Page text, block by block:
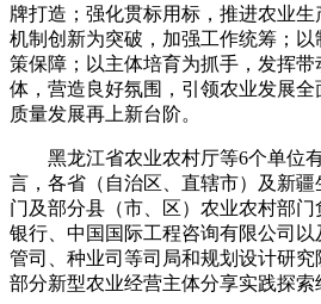
牌打造；强化贯标用标，推进农业
机制创新为突破，加强工作统筹；
策保障；以主体培育为抓手，发挥
体，营造良好氛围，引领农业发展
质量发展再上新台阶。
黑龙江省农业农村厅等6个单位
言，各省（自治区、直辖市）及新
门及部分县（市、区）农业农村部
银行、中国国际工程咨询有限公司
管司、种业司等司局和规划设计研究
部分新型农业经营主体分享实践探索